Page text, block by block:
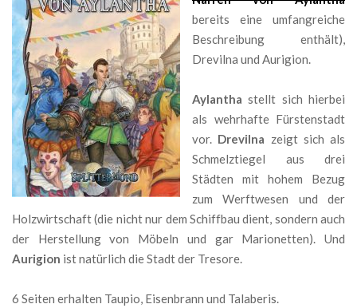
bereits eine umfangreiche
Beschreibung enthält),
Drevilna und Aurigion.
Aylantha stellt sich hierbei
als wehrhafte Fürstenstadt
vor. Drevilna zeigt sich als
Schmelztiegel aus drei
Städten mit hohem Bezug
zum Werftwesen und der
Holzwirtschaft (die nicht nur dem Schiffbau dient, sondern auch
der Herstellung von Möbeln und gar Marionetten). Und
Aurigion ist natürlich die Stadt der Tresore.
6 Seiten erhalten Taupio, Eisenbrann und Talaberis.